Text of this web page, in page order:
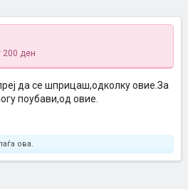
200 ден
да се шприцаш,одколку овие.За
поубави,од овие.
ова.